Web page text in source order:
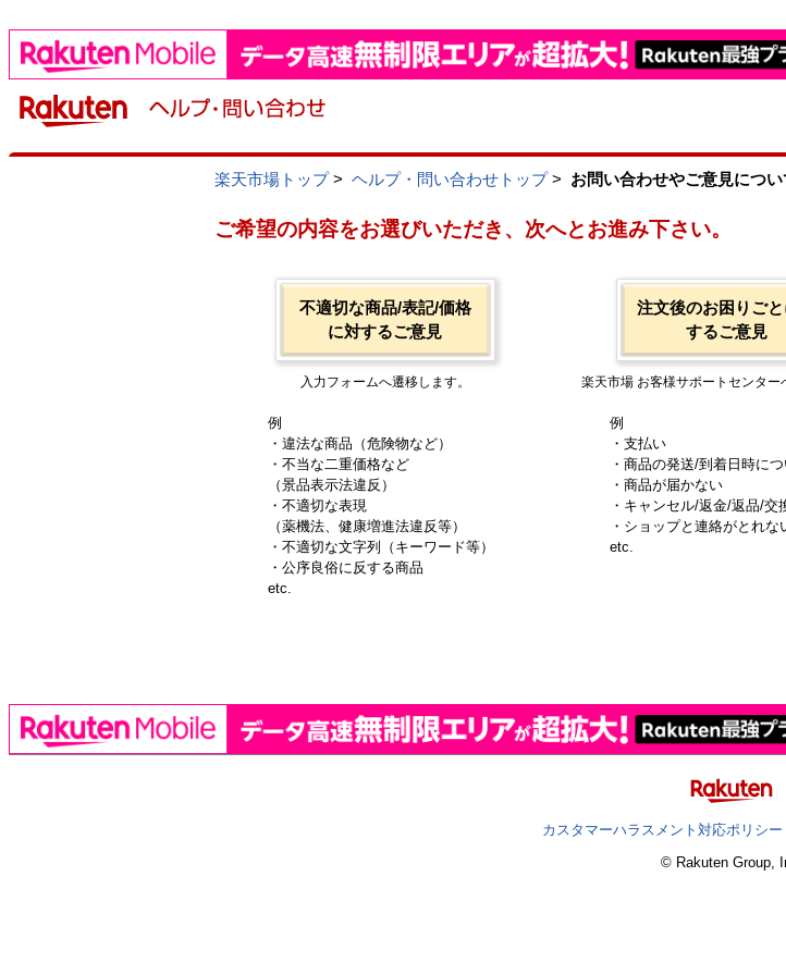
楽天市場トップ> ヘルプ・問い合わせトップ> お問い合わせやご意見につい
ご希望の内容をお選びいただき、次へとお進み下さい。
不適切な商品/表記/価格
に対するご意見
入力フォームへ遷移します。
例
・違法な商品（危険物など）
・不当な二重価格など
（景品表示法違反）
・不適切な表現
（薬機法、健康増進法違反等）
・不適切な文字列（キーワード等）
・公序良俗に反する商品
etc.
注文後のお困りご
するご意見
楽天市場 お客様サポートセンター
例
・支払い
・商品の発送/到着日時に
・商品が届かない
・キャンセル/返金/返品/交
・ショップと連絡がとれな
etc.
カスタマーハラスメント対応ポリシー
© Rakuten Group,